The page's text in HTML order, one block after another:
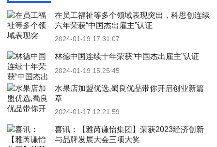
在员工福祉等多个领域表现突出，科思创连续
六年荣获“中国杰出雇主”认证
2024-01-19 17:31:07
林德中国连续十年荣获“中国杰出雇主”认证
2024-01-19 15:25:45
水果店加盟优选,蜀良优品带你开启创业新篇
章
2024-01-17 12:21:59
喜讯：【雅芮谦怡集团】荣获2023经济创新
与品牌发展大会三项大奖